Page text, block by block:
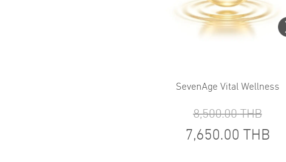
SevenAge Vital Wellness
8,500.00 THB
7,650.00 THB